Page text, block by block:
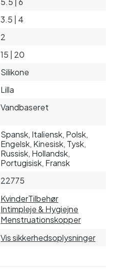
3.5 | 4
2
15 | 20
Silikone
Lilla
Vandbaseret
Spansk, Italiensk, Polsk,
Engelsk, Kinesisk, Tysk,
Russisk, Hollandsk,
Portugisisk, Fransk
22775
KvinderTilbehør
Intimpleje & Hygiejne
Menstruationskopper
Vis sikkerhedsoplysninger